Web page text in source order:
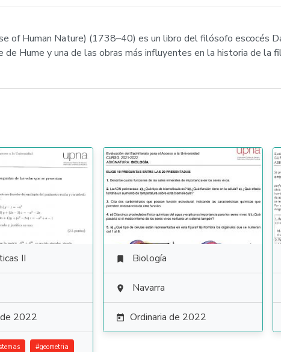
of Human Nature) (1738–40) es un libro del filósofo escocés
Hume y una de las obras más influyentes en la historia de la
II
2022
#geometria
 Biología
 Navarra
 Ordinaria de 2022